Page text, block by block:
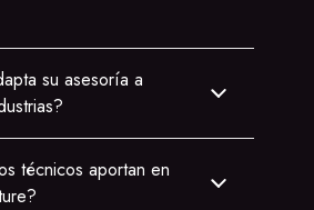
su asesoría a
técnicos aportan en